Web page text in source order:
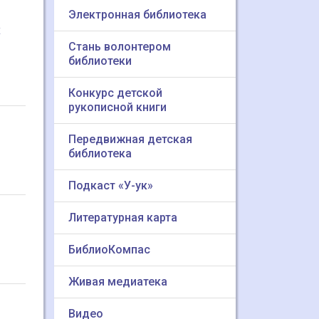
Электронная библиотека
Стань волонтером
библиотеки
Конкурс детской
рукописной книги
Передвижная детская
библиотека
Подкаст «У-ук»
Литературная карта
БиблиоКомпас
Живая медиатека
Видео